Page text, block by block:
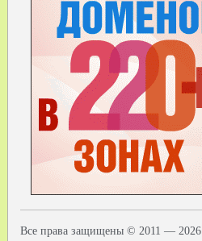
Все права защищены © 2011 — 2026